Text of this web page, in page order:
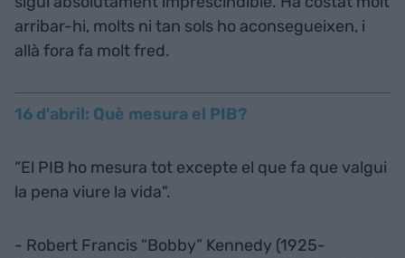
arribar-hi, molts ni tan sols ho aconsegueixen, i
allà fora fa molt fred.
16 d'abril: Què mesura el PIB?
“El PIB ho mesura tot excepte el que fa que valgui
la pena viure la vida".
- Robert Francis “Bobby” Kennedy (1925-